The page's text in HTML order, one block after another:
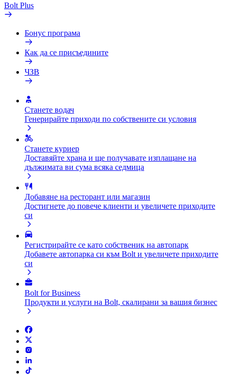
Bolt Plus
Бонус програма
Как да се присъедините
ЧЗВ
Станете водач
Генерирайте приходи по собствените си условия
Станете куриер
Доставяйте храна и ще получавате изплащане на
дължимата ви сума всяка седмица
Добавяне на ресторант или магазин
Достигнете до повече клиенти и увеличете приходите
си
Регистрирайте се като собственик на автопарк
Добавете автопарка си към Bolt и увеличете приходите
си
Bolt for Business
Продукти и услуги на Bolt, скалирани за вашия бизнес